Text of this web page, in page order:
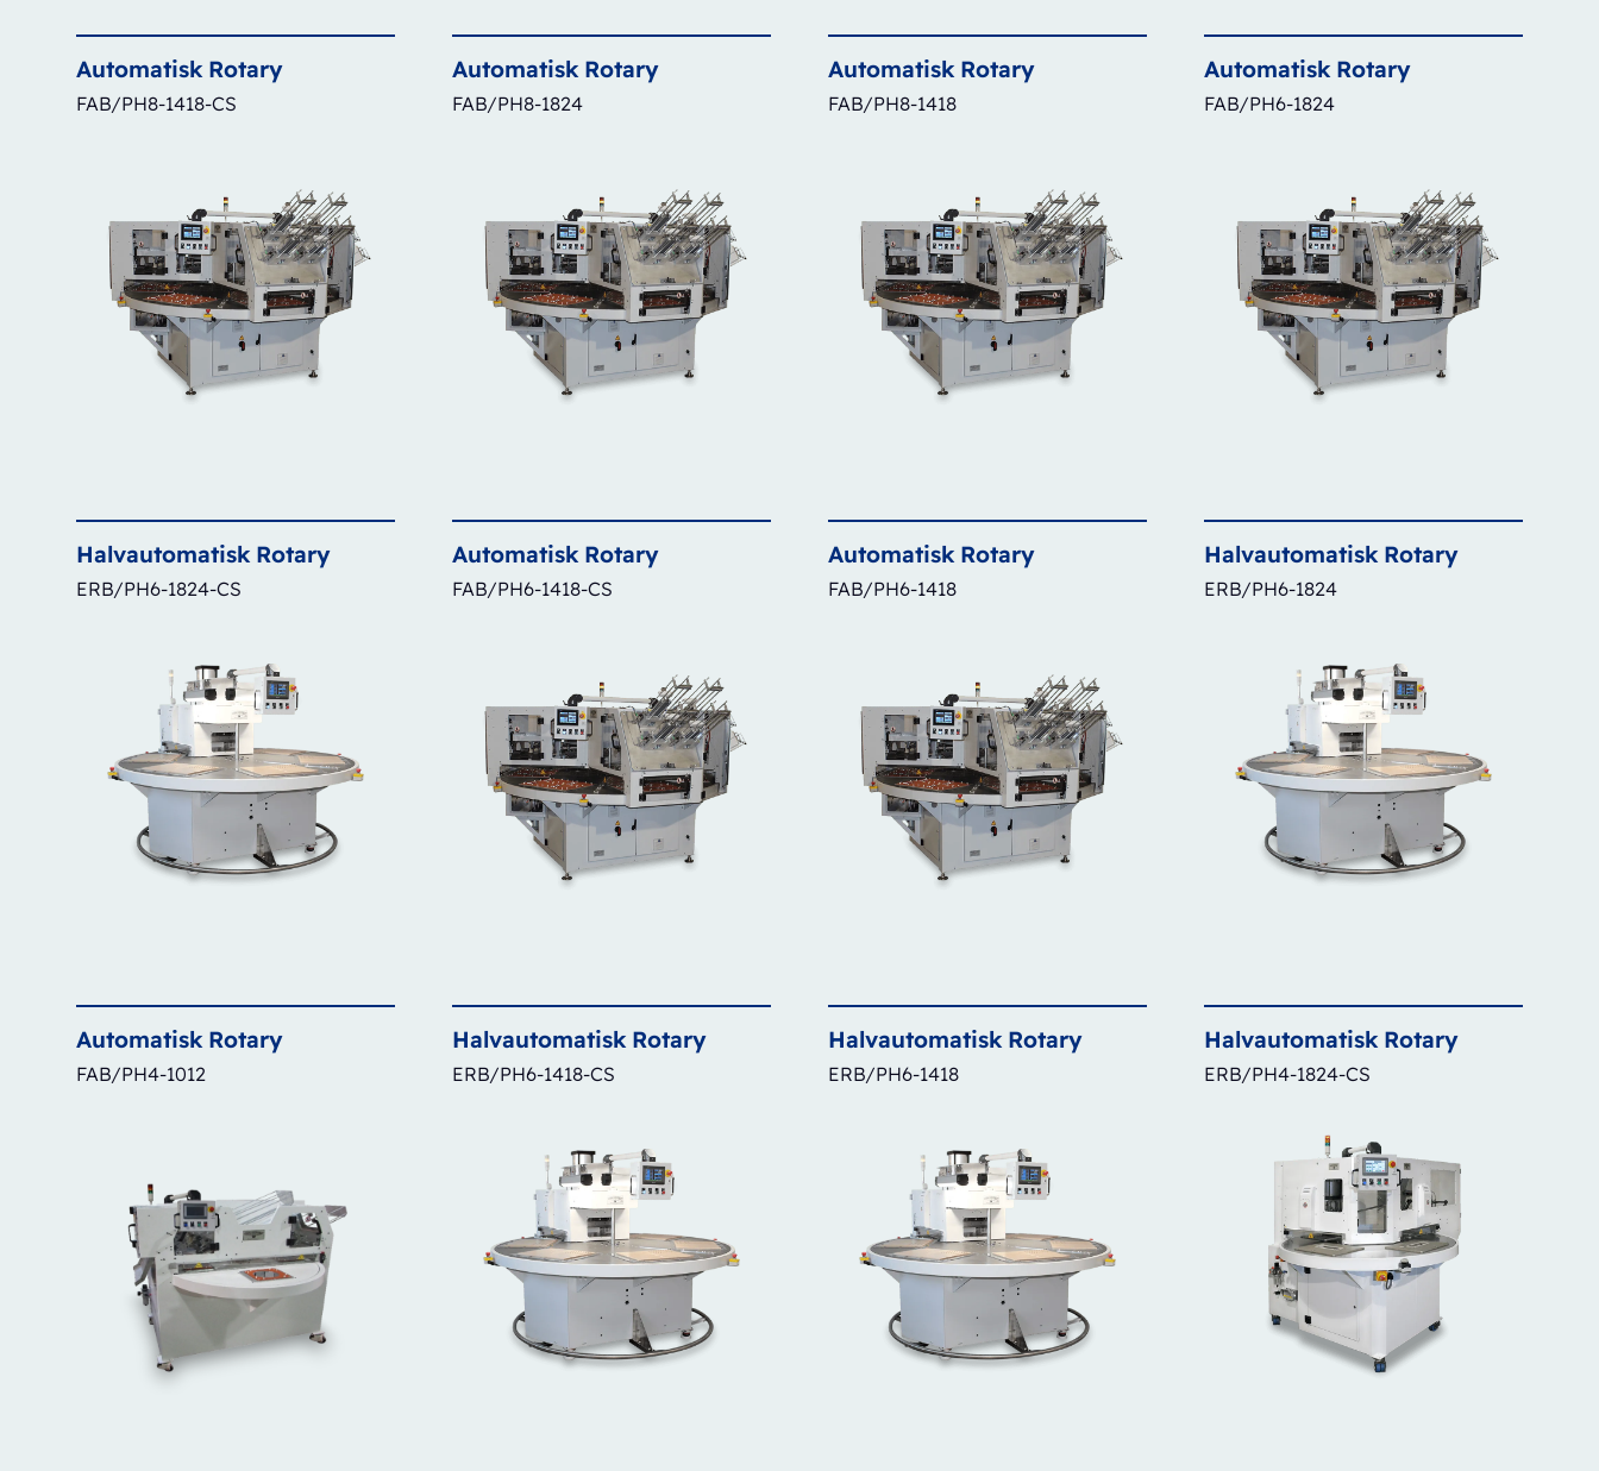
Automatisk Rotary
FAB/PH8-1418-CS
Automatisk Rotary
FAB/PH8-1824
Automatisk Rotary
FAB/PH8-1418
Automatisk Rotary
FAB/PH6-1824
Halvautomatisk Rotary
ERB/PH6-1824-CS
Automatisk Rotary
FAB/PH6-1418-CS
Automatisk Rotary
FAB/PH6-1418
Halvautomatisk Rotary
ERB/PH6-1824
Automatisk Rotary
FAB/PH4-1012
Halvautomatisk Rotary
ERB/PH6-1418-CS
Halvautomatisk Rotary
ERB/PH6-1418
Halvautomatisk Rotary
ERB/PH4-1824-CS